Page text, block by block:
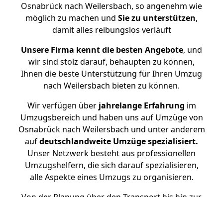
Osnabrück nach Weilersbach, so angenehm wie
möglich zu machen und Sie zu unterstützen,
damit alles reibungslos verläuft
Unsere Firma kennt die besten Angebote, und
wir sind stolz darauf, behaupten zu können,
Ihnen die beste Unterstützung für Ihren Umzug
nach Weilersbach bieten zu können.
Wir verfügen überjahrelange Erfahrung im
Umzugsbereich und haben uns auf Umzüge von
Osnabrück nach Weilersbach und unter anderem
aufdeutschlandweite Umzüge spezialisiert.
Unser Netzwerk besteht aus professionellen
Umzugshelfern, die sich darauf spezialisieren,
alle Aspekte eines Umzugs zu organisieren.